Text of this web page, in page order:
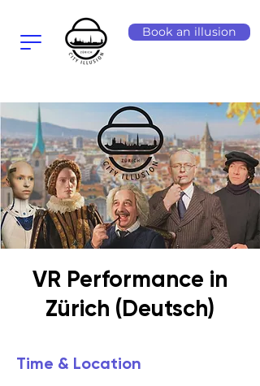
Book an illusion
VR Performance in
Zürich (Deutsch)
Time & Location